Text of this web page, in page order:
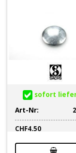
sofort
Art-Nr:
CHF4.50